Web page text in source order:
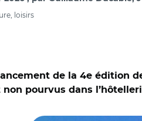
loisirs
de la 4e édition
pourvus dans